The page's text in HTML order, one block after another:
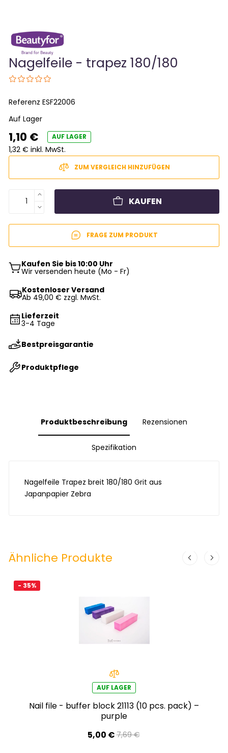
Nagelfeile - trapez 180/180
ReferenzESF22006
Auf Lager
1,10 € AUF LAGER
1,32 € inkl. MwSt.
ZUM VERGLEICH HINZUFÜGEN
KAUFEN
FRAGE ZUM PRODUKT
Kaufen Sie bis 10:00 Uhr
Wir versenden heute (Mo - Fr)
Kostenloser Versand
Ab 49,00 € zzgl. MwSt.
Lieferzeit
3-4 Tage
Bestpreisgarantie
Produktpflege
Produktbeschreibung Rezensionen
Spezifikation
Nagelfeile Trapez breit 180/180 Grit aus
Japanpapier Zebra
Ähnliche Produkte
- 35%
AUF LAGER
Nail file - buffer block 21113 (10 pcs. pack) –
purple
5,00 €7,69 €